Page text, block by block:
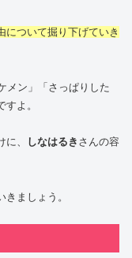
について掘り下げていき
メン」「さっぱりした
よ。
、 しなはるき さんの容
ましょう。